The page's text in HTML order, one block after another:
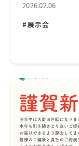
2026.02.06
#展示会